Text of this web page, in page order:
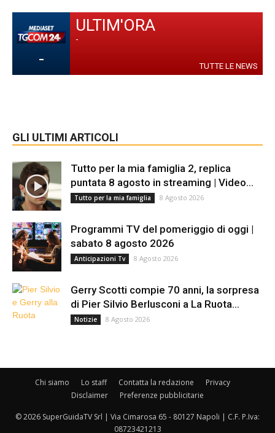
-
ULTIM'ORA
-
TUTTE LE NEWS
GLI ULTIMI ARTICOLI
Tutto per la mia famiglia 2, replica
puntata 8 agosto in streaming | Video...
Tutto per la mia famiglia 8 Agosto 2026
Programmi TV del pomeriggio di oggi |
sabato 8 agosto 2026
Anticipazioni Tv 8 Agosto 2026
Gerry Scotti compie 70 anni, la sorpresa
di Pier Silvio Berlusconi a La Ruota...
Notizie 8 Agosto 2026
Chi siamo Lo staff Contatta la redazione
Privacy
Disclaimer
Preferenze pubblicitarie
© 2026 SuperGuidaTV Srl | Via Cimarosa 65 - 80127 Napoli | C.F. P.Iva:
08723421213